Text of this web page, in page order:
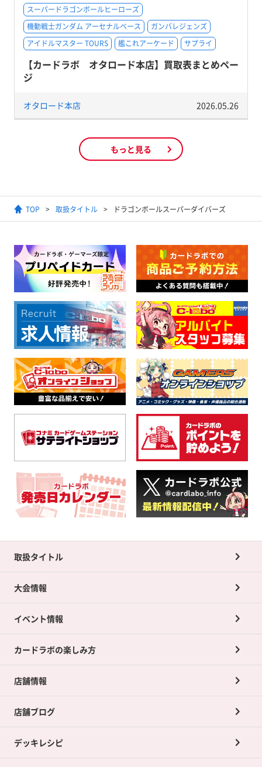
スーパードラゴンボールヒーローズ
機動戦士ガンダム アーセナルベース
ガンバレジェンズ
アイドルマスター TOURS
艦これアーケード サプライ
【カードラボ オタロード本店】買取表まとめペー
ジ
オタロード本店 2026.05.26
もっと見る
TOP 取扱タイトル ドラゴンボールスーパーダイバーズ
取扱タイトル
大会情報
イベント情報
カードラボの楽しみ方
店舗情報
店舗ブログ
デッキレシピ